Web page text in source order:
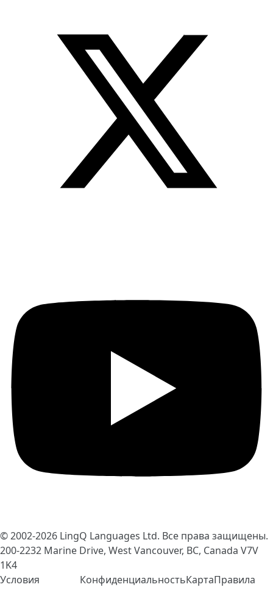
© 2002-2026 LingQ Languages Ltd. Все права защищены.
200-2232 Marine Drive, West Vancouver, BC, Canada V7V
1K4
Условия
КонфиденциальностьКартаПравила